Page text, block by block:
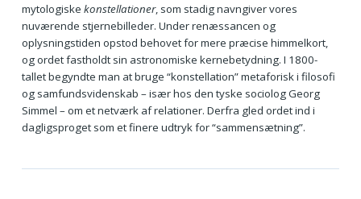
mytologiske konstellationer, som stadig navngiver vores
nuværende stjernebilleder. Under renæssancen og
oplysningstiden opstod behovet for mere præcise himmelkort,
og ordet fastholdt sin astronomiske kernebetydning. I 1800-
tallet begyndte man at bruge “konstellation” metaforisk i filosofi
og samfundsvidenskab – især hos den tyske sociolog Georg
Simmel – om et netværk af relationer. Derfra gled ordet ind i
dagligsproget som et finere udtryk for “sammensætning”.